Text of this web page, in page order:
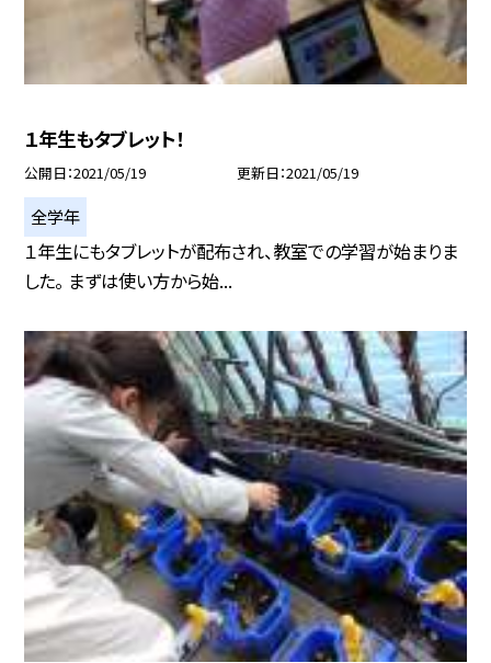
１年生もタブレット！
公開日 2021/05/19 更新日 2021/05/19
全学年
１年生にもタブレットが配布され、教室での学習が始まりま
した。 まずは使い方から始...